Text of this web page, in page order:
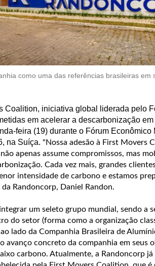
como uma das referências brasileiras em
Coalition, iniciativa global liderada pelo
em acelerar a descarbonização
feira (19) durante o Fórum Econômico
na Suíça. "Nossa adesão à First Movers
apenas assume compromissos, mas
Cada vez mais, grandes
intensidade de carbono e estamos
Randoncorp, Daniel Randon.
um seleto grupo mundial, sendo a
do setor (forma como a organização
lado da Companhia Brasileira de
concreto da companhia em seus
carbono. Atualmente, a Randoncorp